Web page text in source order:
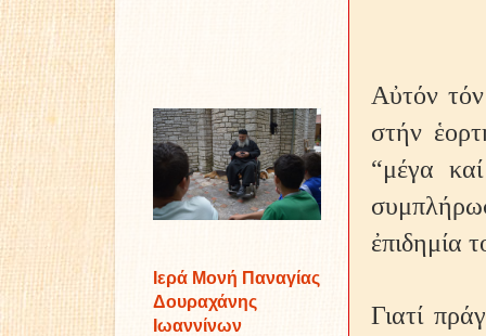
Αὐτόν
στήν
“μέγα
ἐπιδημία
Γιατί
Ιερά Μονή Παναγίας
Δουραχάνης
Ιωαννίνων